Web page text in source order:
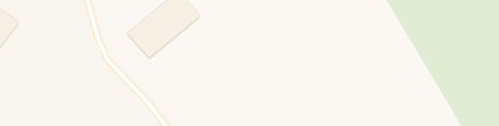
le difficoltà legate soprattutto alla burocrazia del
nel turismo e nella promozione della sua
storico, affidava la totalità della sua
dei campi. Il sogno di Grandolfi non è però mai